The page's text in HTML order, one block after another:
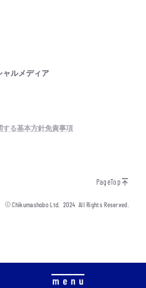
ャルメディア
する基本方針免責事項
PageTop
© Chikumashobo Ltd.2024 All Rights Reserved.